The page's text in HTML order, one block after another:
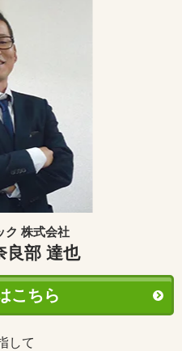
ク 株式会社
良部 達也
こちら
して